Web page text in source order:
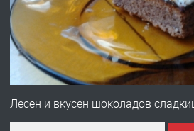
ПРЕДЛАГА
Първи поход
Лесен и вкусен шоколадов